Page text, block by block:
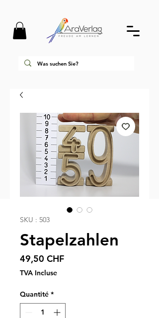
SKU : 503
Stapelzahlen
49,50 CHFPrix
TVA Incluse
Quantité *